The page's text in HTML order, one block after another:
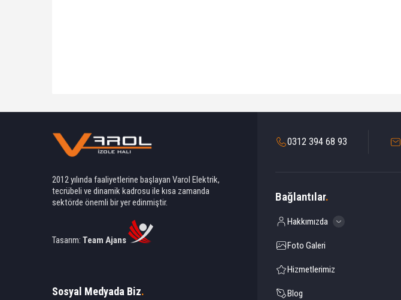
2012 yılında faaliyetlerine başlayan Varol Elektrik,
tecrübeli ve dinamik kadrosu ile kısa zamanda
sektörde önemli bir yer edinmiştir.
Tasarım: Team Ajans
Sosyal Medyada Biz.
0312 394 68 93
Bağlantılar.
Hakkımızda
Foto Galeri
Hizmetlerimiz
Blog